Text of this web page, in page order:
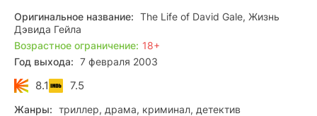
деле не ограничится одним интервью и что жизнь
человека находится в ее руках. Поставив на кон свою
собственную безопасность, она начинает расследовать
те ужасные события, которые окружали смерть
Констанции.
Оригинальное название: The Life of David Gale, Жизнь
Дэвида Гейла
Возрастное ограничение: 18+
Год выхода: 7 февраля 2003
8.1 7.5
Жанры: триллер, драма, криминал, детектив